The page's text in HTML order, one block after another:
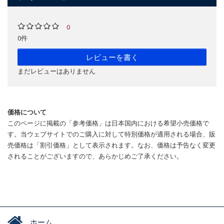
0
0件
レビューを書く
まだレビューはありません
価格について
このページに掲載の「参考価格」は日本国内における希望小売価格で
す。当ウェブサイトでのご購入に対して特別価格が適用される場合、販
売価格は「割引価格」として表示されます。なお、価格は予告なく変更
されることがございますので、あらかじめご了承ください。
ホーム